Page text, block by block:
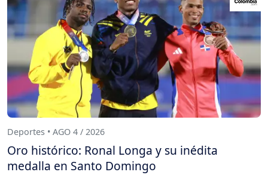
Deportes • AGO 4 / 2026
Oro histórico: Ronal Longa y su inédita
medalla en Santo Domingo